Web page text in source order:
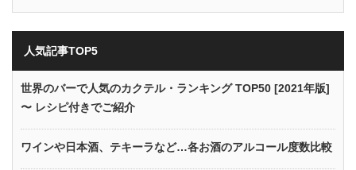
人気記事TOP5
世界のバーで人気のカクテル・ランキング TOP50 [2021年版]
〜 レシピ付きでご紹介
ワインや日本酒、テキーラなど…各お酒のアルコール度数比較